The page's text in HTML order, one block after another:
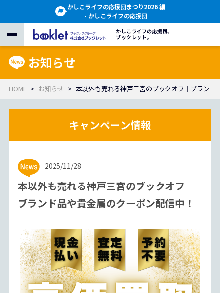
かしこライフの応援団まつり2026 編
- かしこライフの応援団
かしこライフの応援団、
ブックレット。
お知らせ
HOME お知らせ 本以外も売れる神戸三宮のブックオフ｜ブランド
2025/11/28
本以外も売れる神戸三宮のブックオフ｜
ブランド品や貴金属のクーポン配信中！